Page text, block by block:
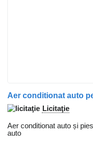
Aer conditionat auto
Licitaţie
Aer conditionat auto și
auto